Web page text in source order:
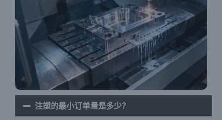
注塑的最小订单量是多少？